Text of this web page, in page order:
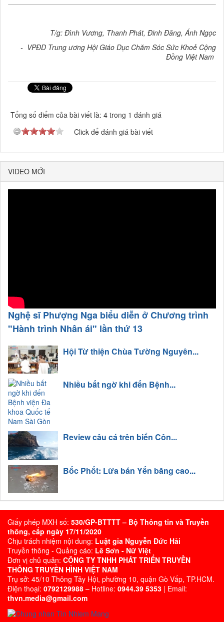
T/g: Đình Vương, Thanh Phát, Đinh Đăng, Ánh Ngọc
- VPĐD Trung ương Hội Giáo Dục Chăm Sóc Sức Khoẻ Cộng
Đồng Việt Nam
Tổng số điểm của bài viết là: 4 trong 1 đánh giá
Click để đánh giá bài viết
VIDEO MỚI
Nghệ sĩ Phượng Nga biểu diễn ở Chương trình
"Hành trình Nhân ái" lần thứ 13
Hội Từ thiện Chùa Tường Nguyên...
Nhiều bất ngờ khi đến Bệnh...
Review câu cá trên biển Côn...
Bốc Phốt: Lừa bán Yến bằng cao...
Giấy phép MXH số: 530/GP-BTTTT – Bộ Thông tin và Truyền
thông, cấp ngày 17/11/2020
Chịu trách nhiệm nội dung: Luật gia Nguyễn Đức Hải
Truyền thông - Quảng cáo: Lê Sơn - Nữ Việt
Đơn vị chủ quản: CÔNG TY TNHH PHÁT TRIỂN TRUYỀN
THÔNG TRUYỀN HÌNH VIỆT NAM
Trụ sở: 45/10 Thông Tây Hội, phường 10, quận Gò Vấp, TP.HCM.
Điện thoại: 0792129988 – Hotline: 0944.39 5353 | Email:
thvn.media@gmail.com